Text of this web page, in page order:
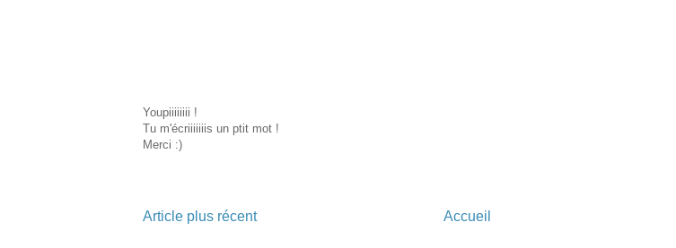
Youpiiiiiiii !
Tu m'écriiiiiiis un ptit mot !
Merci :)
Article plus récent Accueil